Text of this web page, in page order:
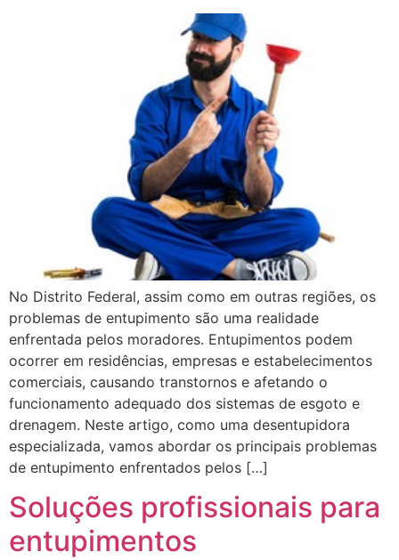
No Distrito Federal, assim como em outras regiões, os
problemas de entupimento são uma realidade
enfrentada pelos moradores. Entupimentos podem
ocorrer em residências, empresas e estabelecimentos
comerciais, causando transtornos e afetando o
funcionamento adequado dos sistemas de esgoto e
drenagem. Neste artigo, como uma desentupidora
especializada, vamos abordar os principais problemas
de entupimento enfrentados pelos […]
Soluções profissionais para
entupimentos